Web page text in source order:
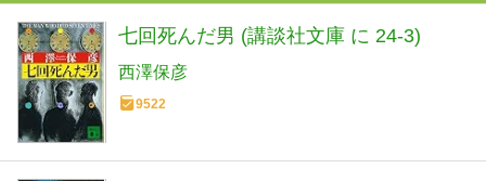
七回死んだ男 (講談社文庫 に 24-3)
西澤保彦
9522